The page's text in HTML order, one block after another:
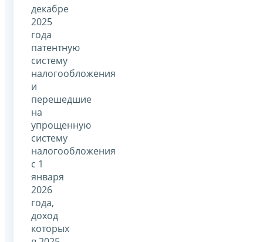
декабре
2025
года
патентную
систему
налогообложения
и
перешедшие
на
упрощенную
систему
налогообложения
с 1
января
2026
года,
доход
которых